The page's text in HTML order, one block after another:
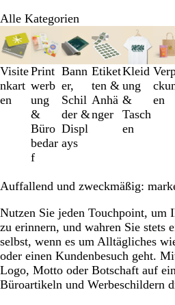
Alle Kategorien
Visite
nkart
en
Print
werb
ung
&
Büro
bedar
f
Bann
er,
Schil
der &
Displ
ays
Etiket
ten &
Anhä
nger
Kleid
ung
&
Tasch
en
en
Galeriebilder
1
bis
3
von
10
Auffallend und zweckmäßig:
Nutzen Sie jeden Touchpoint, um
zu erinnern, und wahren Sie stets
selbst, wenn es um Alltägliches
oder einen Kundenbesuch geht.
Logo, Motto oder Botschaft auf
Büroartikeln und Werbeschildern